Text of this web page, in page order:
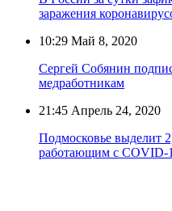
заражения
10:29 Май 8, 2020
Сергей Собянин
медработникам
21:45 Апрель 24, 2020
Подмосковье выделит
работающим с COVID-